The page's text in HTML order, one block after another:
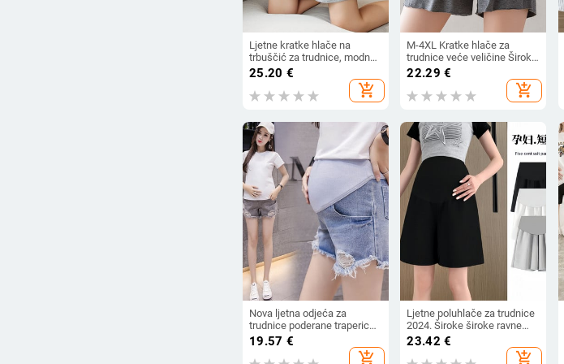
Ljetne kratke hlače na
trbuščić za trudnice, modne
pačvork hlače s bočnim
prugama visokog struka,
pamučne hlače za trudnice,
široke ležerne sportske
25.20 €
add_shopping_cart
M-4XL Kratke hlače za
trudnice veće veličine Široke
kratke hlače za trudnice
trudnice
22.29 €
add_shopping_cart
Nova ljetna odjeća za
trudnice poderane traperice
kratke hlače ljetne trudnice
široke kratke hlače za mame
19.57 €
add_shopping_cart
Ljetne poluhlače za trudnice
2024. Široke široke ravne
hlače s elastičnim strukom,
kratke hlače na trbuhu
23.42 €
add_shopping_cart